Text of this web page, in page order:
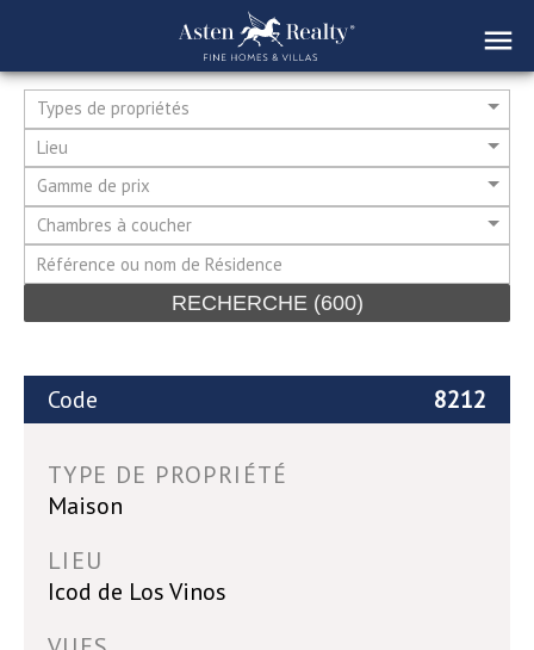
Types de propriétés
Lieu
Gamme de prix
Chambres à coucher
RECHERCHE (600)
Code 8212
TYPE DE PROPRIÉTÉ
Maison
LIEU
Icod de Los Vinos